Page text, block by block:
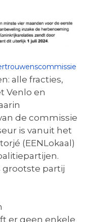
alle fracties,
Venlo en
de commissie
is vanuit het
(EENLokaal)
grootste partij
er geen enkele